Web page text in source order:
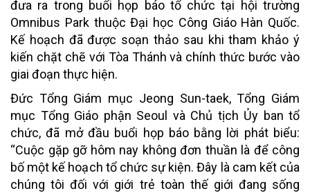
đưa ra trong buổi họp báo tổ chức tại hội trường
Omnibus Park thuộc Đại học Công Giáo Hàn Quốc.
Kế hoạch đã được soạn thảo sau khi tham khảo ý
kiến chặt chẽ với Tòa Thánh và chính thức bước vào
giai đoạn thực hiện.
Đức Tổng Giám mục Jeong Sun-taek, Tổng Giám
mục Tổng Giáo phận Seoul và Chủ tịch Ủy ban tổ
chức, đã mở đầu buổi họp báo bằng lời phát biểu:
“Cuộc gặp gỡ hôm nay không đơn thuần là để công
bố một kế hoạch tổ chức sự kiện. Đây là cam kết của
chúng tôi đối với giới trẻ toàn thế giới đang sống